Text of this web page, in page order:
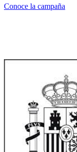
Conoce la campaña